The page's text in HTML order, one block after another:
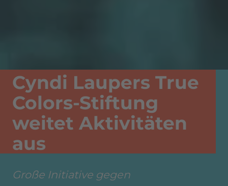
Cyndi Laupers True
Colors-Stiftung
weitet Aktivitäten
aus
Große Initiative gegen